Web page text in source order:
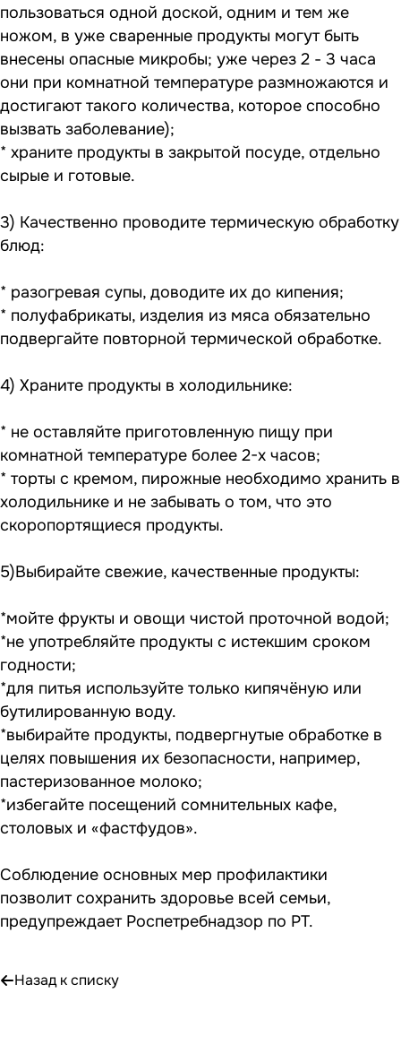
пользоваться одной доской, одним и тем же
ножом, в уже сваренные продукты могут быть
внесены опасные микробы; уже через 2 - 3 часа
они при комнатной температуре размножаются и
достигают такого количества, которое способно
вызвать заболевание);
* храните продукты в закрытой посуде, отдельно
сырые и готовые.
3) Качественно проводите термическую обработку
блюд:
* разогревая супы, доводите их до кипения;
* полуфабрикаты, изделия из мяса обязательно
подвергайте повторной термической обработке.
4) Храните продукты в холодильнике:
* не оставляйте приготовленную пищу при
комнатной температуре более 2-х часов;
* торты с кремом, пирожные необходимо хранить в
холодильнике и не забывать о том, что это
скоропортящиеся продукты.
5)Выбирайте свежие, качественные продукты:
*мойте фрукты и овощи чистой проточной водой;
*не употребляйте продукты с истекшим сроком
годности;
*для питья используйте только кипячёную или
бутилированную воду.
*выбирайте продукты, подвергнутые обработке в
целях повышения их безопасности, например,
пастеризованное молоко;
*избегайте посещений сомнительных кафе,
столовых и «фастфудов».
Соблюдение основных мер профилактики
позволит сохранить здоровье всей семьи,
предупреждает Роспетребнадзор по РТ.
Назад к списку